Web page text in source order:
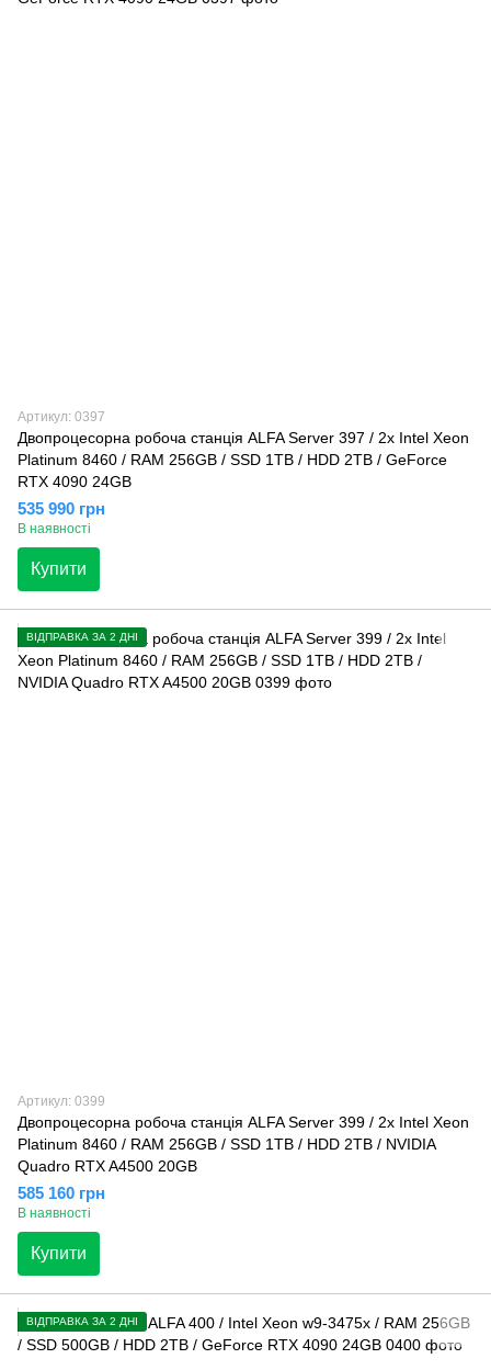
Артикул: 0397
Двопроцесорна робоча станція ALFA Server 397 / 2x Intel Xeon
Platinum 8460 / RAM 256GB / SSD 1TB / HDD 2TB / GeForce
RTX 4090 24GB
535 990 грн
В наявності
Купити
ВІДПРАВКА ЗА 2 ДНІ
Артикул: 0399
Двопроцесорна робоча станція ALFA Server 399 / 2x Intel Xeon
Platinum 8460 / RAM 256GB / SSD 1TB / HDD 2TB / NVIDIA
Quadro RTX A4500 20GB
585 160 грн
В наявності
Купити
ВІДПРАВКА ЗА 2 ДНІ